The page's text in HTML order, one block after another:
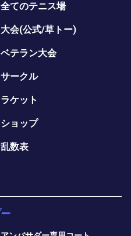
全てのテニス場
大会(公式/草トー)
ベテラン大会
サークル
ラケット
ショップ
乱数表